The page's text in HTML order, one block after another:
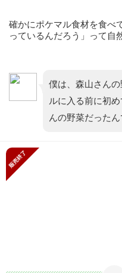
確かにポケマル食材を食べ
っているんだろう」って自
僕は、森山さん
ルに入る前に初
んの野菜だったん